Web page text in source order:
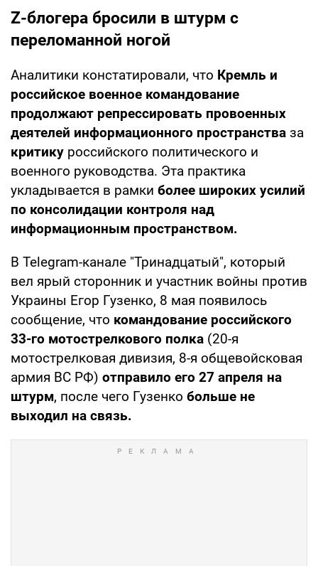
Z-блогера бросили в штурм с
переломанной ногой
Аналитики констатировали, что Кремль и
российское военное командование
продолжают репрессировать провоенных
деятелей информационного пространства за
критику российского политического и
военного руководства. Эта практика
укладывается в рамки более широких усилий
по консолидации контроля над
информационным пространством.
В Telegram-канале "Тринадцатый", который
вел ярый сторонник и участник войны против
Украины Егор Гузенко, 8 мая появилось
сообщение, что командование российского
33-го мотострелкового полка (20-я
мотострелковая дивизия, 8-я общевойсковая
армия ВС РФ) отправило его 27 апреля на
штурм, после чего Гузенко больше не
выходил на связь.